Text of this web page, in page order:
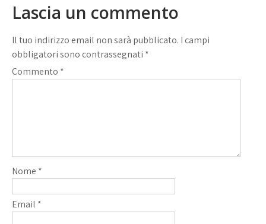
Lascia un commento
Il tuo indirizzo email non sarà pubblicato. I campi
obbligatori sono contrassegnati *
Commento *
Nome *
Email *